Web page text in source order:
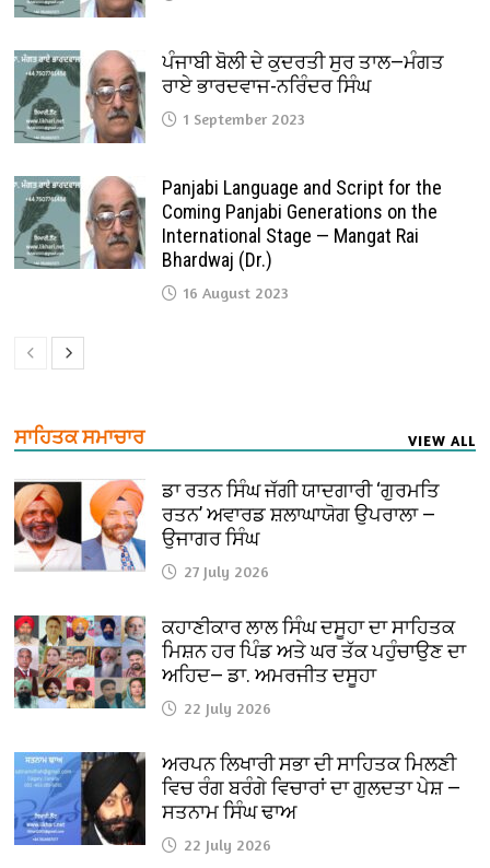
ਪੰਜਾਬੀ ਬੋਲੀ ਦੇ ਕੁਦਰਤੀ ਸੁਰ ਤਾਲ—ਮੰਗਤ
ਰਾਏ ਭਾਰਦਵਾਜ-ਨਰਿੰਦਰ ਸਿੰਘ
1 September 2023
Panjabi Language and Script for the
Coming Panjabi Generations on the
International Stage — Mangat Rai
Bhardwaj (Dr.)
16 August 2023
ਸਾਹਿਤਕ ਸਮਾਚਾਰ VIEW ALL
ਡਾ ਰਤਨ ਸਿੰਘ ਜੱਗੀ ਯਾਦਗਾਰੀ ‘ਗੁਰਮਤਿ
ਰਤਨ’ ਅਵਾਰਡ ਸ਼ਲਾਘਾਯੋਗ ਉਪਰਾਲਾ —
ਉਜਾਗਰ ਸਿੰਘ
27 July 2026
ਕਹਾਣੀਕਾਰ ਲਾਲ ਸਿੰਘ ਦਸੂਹਾ ਦਾ ਸਾਹਿਤਕ
ਮਿਸ਼ਨ ਹਰ ਪਿੰਡ ਅਤੇ ਘਰ ਤੱਕ ਪਹੁੰਚਾਉਣ ਦਾ
ਅਹਿਦ— ਡਾ. ਅਮਰਜੀਤ ਦਸੂਹਾ
22 July 2026
ਅਰਪਨ ਲਿਖਾਰੀ ਸਭਾ ਦੀ ਸਾਹਿਤਕ ਮਿਲਣੀ
ਵਿਚ ਰੰਗ ਬਰੰਗੇ ਵਿਚਾਰਾਂ ਦਾ ਗੁਲਦਤਾ ਪੇਸ਼ —
ਸਤਨਾਮ ਸਿੰਘ ਢਾਅ
22 July 2026